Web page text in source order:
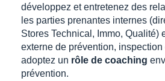
développez et entretenez des
les parties prenantes internes
Stores Technical, Immo, Qualité)
externe de prévention,
adoptez un rôle de coaching
prévention.